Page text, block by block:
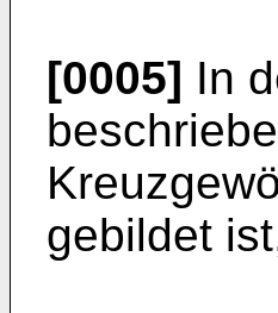
[0005] In
gebildet